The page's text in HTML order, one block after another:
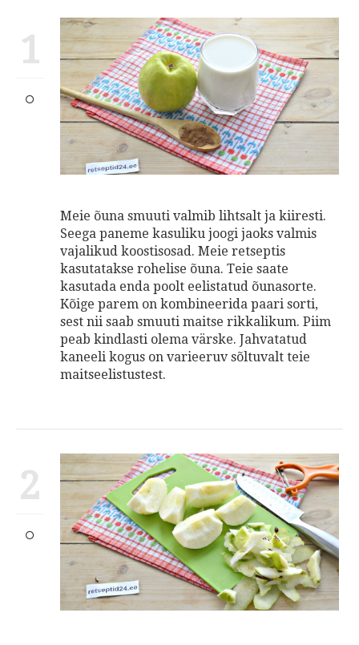
1
Meie õuna smuuti valmib lihtsalt ja kiiresti.
Seega paneme kasuliku joogi jaoks valmis
vajalikud koostisosad. Meie retseptis
kasutatakse rohelise õuna. Teie saate
kasutada enda poolt eelistatud õunasorte.
Kõige parem on kombineerida paari sorti,
sest nii saab smuuti maitse rikkalikum. Piim
peab kindlasti olema värske. Jahvatatud
kaneeli kogus on varieeruv sõltuvalt teie
maitseelistustest.
2